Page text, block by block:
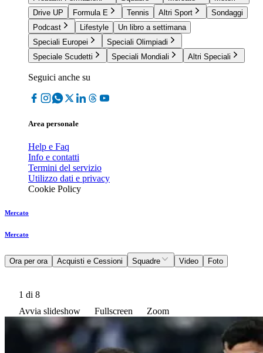
Drive UP
Formula E Tennis Altri Sport
Sondaggi
Podcast
Lifestyle
Un libro a settimana
Speciali Europei
Speciali Olimpiadi
Speciale Scudetti
Speciali Mondiali Altri Speciali
Seguici anche su
Area personale
Help e Faq
Info e contatti
Termini del servizio
Utilizzo dati e privacy
Cookie Policy
Mercato
Mercato
Ora per ora Acquisti e Cessioni Squadre Video Foto
1 di 8
Avvia slideshow
Fullscreen Zoom